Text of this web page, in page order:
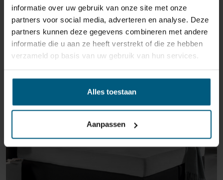
informatie over uw gebruik van onze site met onze
partners voor social media, adverteren en analyse. Deze
partners kunnen deze gegevens combineren met andere
informatie die u aan ze heeft verstrekt of die ze hebben
verzameld op basis van uw gebruik van hun services.
Alles toestaan
Aanpassen
GERELATEERDE PRODUCTEN